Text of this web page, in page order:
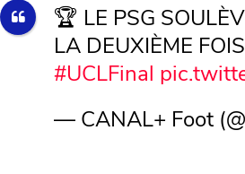
🏆 LE PSG
LA DEUXIÈME
#UCLFinal
— CANAL+ Foot